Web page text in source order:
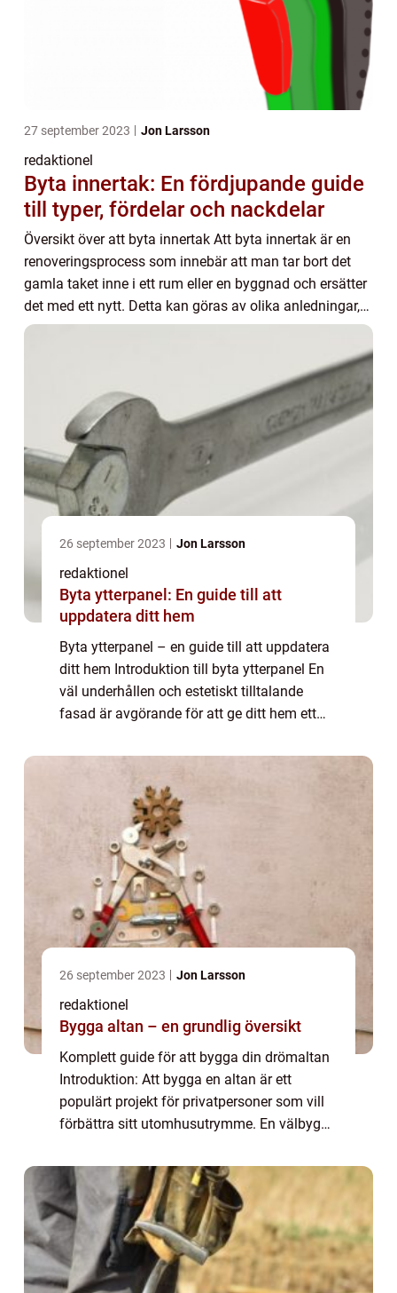
27 september 2023 Jon Larsson
redaktionel
Byta innertak: En fördjupande guide
till typer, fördelar och nackdelar
Översikt över att byta innertak Att byta innertak är en
renoveringsprocess som innebär att man tar bort det
gamla taket inne i ett rum eller en byggnad och ersätter
det med ett nytt. Detta kan göras av olika anledningar,
som exempelvis att förbättra ...
26 september 2023 Jon Larsson
redaktionel
Byta ytterpanel: En guide till att
uppdatera ditt hem
Byta ytterpanel – en guide till att uppdatera
ditt hem Introduktion till byta ytterpanel En
väl underhållen och estetiskt tilltalande
fasad är avgörande för att ge ditt hem ett
vara en effektiv metod...
26 september 2023 Jon Larsson
redaktionel
Bygga altan – en grundlig översikt
Komplett guide för att bygga din drömaltan
Introduktion: Att bygga en altan är ett
populärt projekt för privatpersoner som vill
förbättra sitt utomhusutrymme. En välbyggd
skapa en härlig plats att njuta av...